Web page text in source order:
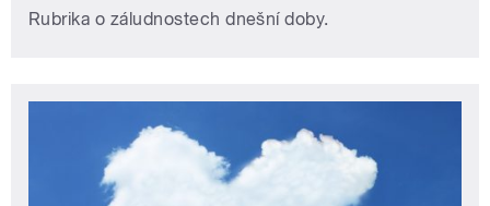
Rubrika o záludnostech dnešní doby.